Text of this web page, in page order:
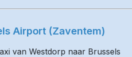
Airport (Zaventem)
van Westdorp naar Brussels